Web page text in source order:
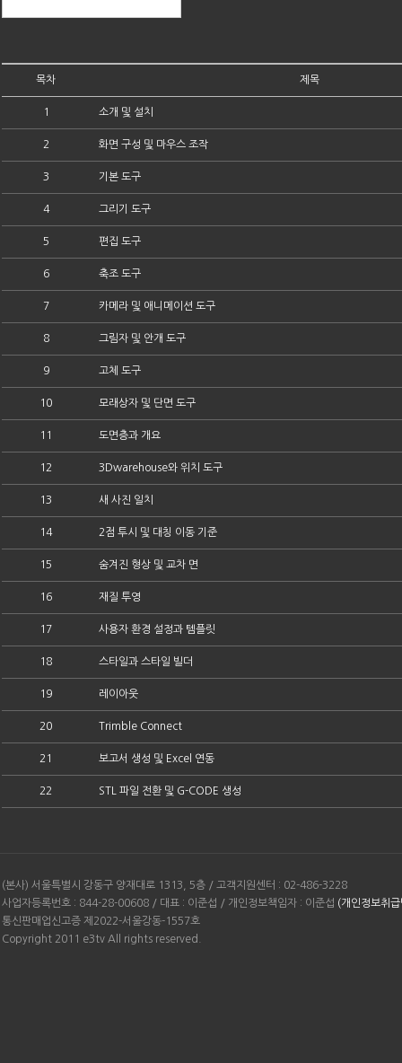
목차 제목
1 소개 및 설치
2 화면 구성 및 마우스 조작
3 기본 도구
4 그리기 도구
5 편집 도구
6 축조 도구
7 카메라 및 애니메이션 도구
8 그림자 및 안개 도구
9 고체 도구
10 모래상자 및 단면 도구
11 도면층과 개요
12 3Dwarehouse와 위치 도구
13 새 사진 일치
14 2점 투시 및 대칭 이동 기준
15 숨겨진 형상 및 교차 면
16 재질 투영
17 사용자 환경 설정과 템플릿
18 스타일과 스타일 빌더
19 레이아웃
20 Trimble Connect
21 보고서 생성 및 Excel 연동
22 STL 파일 전환 및 G-CODE 생성
(본사) 서울특별시 강동구 양재대로 1313, 5층 / 고객지원센터 : 02-486-3228
사업자등록번호 : 844-28-00608 / 대표 : 이준섭 / 개인정보책임자 : 이준섭 (개인정보취
통신판매업신고증 제2022-서울강동-1557호
Copyright 2011 e3tv All rights reserved.